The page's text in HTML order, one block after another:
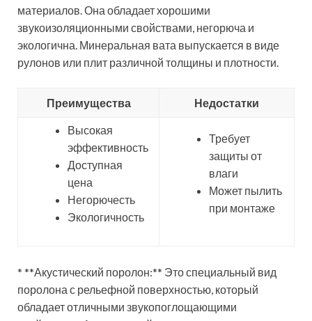
материалов. Она обладает хорошими
звукоизоляционными свойствами, негорюча и
экологична. Минеральная вата выпускается в виде
рулонов или плит различной толщины и плотности.
Преимущества Недостатки
Высокая
эффективность
Доступная
цена
Негорючесть
Экологичность
Требует
защиты от
влаги
Может пылить
при монтаже
* **Акустический поролон:** Это специальный вид
поролона с рельефной поверхностью, который
обладает отличными звукопоглощающими